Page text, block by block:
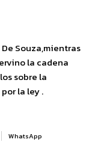
Souza,mientras
la cadena
sobre la
la ley .
WhatsApp